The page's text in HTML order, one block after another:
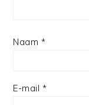
Naam *
E-mail *